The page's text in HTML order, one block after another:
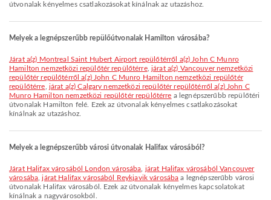
útvonalak kényelmes csatlakozásokat kínálnak az utazáshoz.
Melyek a legnépszerűbb repülőútvonalak Hamilton városába?
járat a(z) Montreal Saint Hubert Airport repülőtérről a(z) John C Munro
Hamilton nemzetközi repülőtér repülőtérre,járat a(z) Vancouver nemzetközi
repülőtér repülőtérről a(z) John C Munro Hamilton nemzetközi repülőtér
repülőtérre járat a(z) Calgary nemzetközi repülőtér repülőtérről a(z) John C
Munro Hamilton nemzetközi repülőtér repülőtérre a legnépszerűbb repülőtéri
útvonalak Hamilton felé. Ezek az útvonalak kényelmes csatlakozásokat
kínálnak az utazáshoz.
Melyek a legnépszerűbb városi útvonalak Halifax városából?
járat Halifax városából London városába járat Halifax városából Vancouver
városába ,járat Halifax városából Reykjavik városába a legnépszerűbb városi
útvonalak Halifax városából. Ezek az útvonalak kényelmes kapcsolatokat
kínálnak a nagyvárosokból.